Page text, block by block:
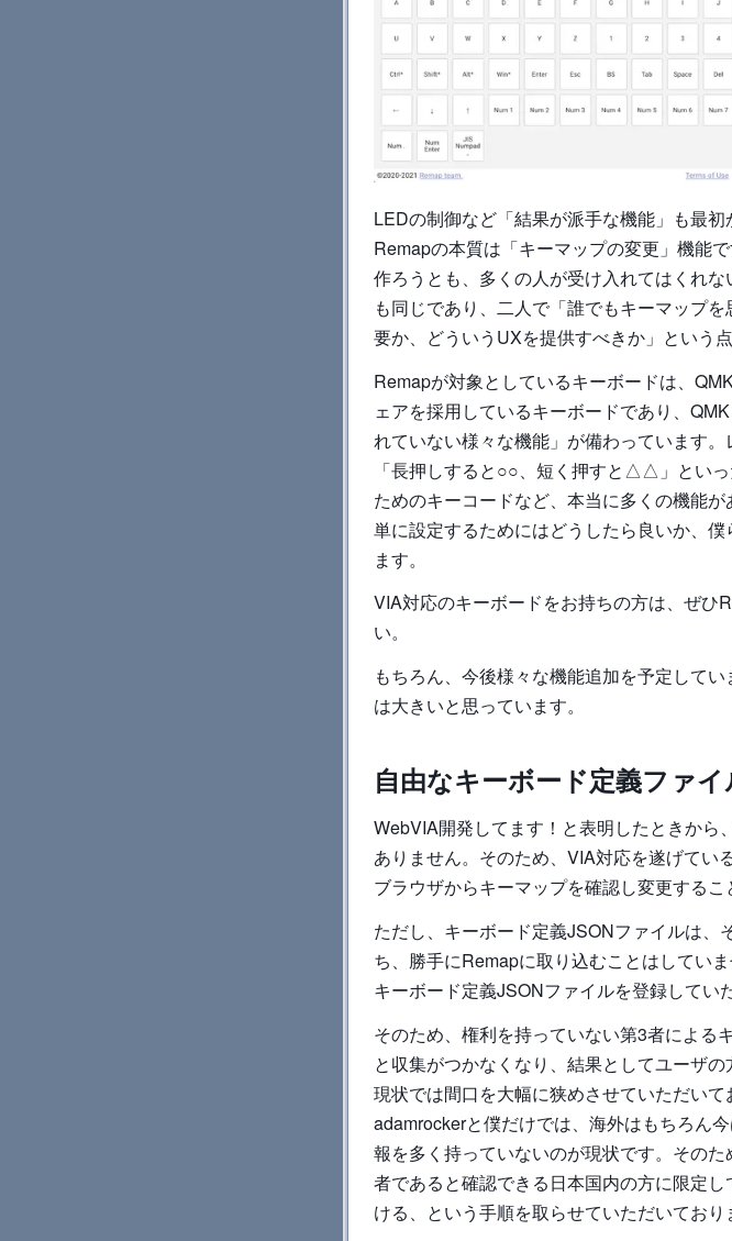
LEDの制御など「結果が派手な機能」も最
Remapの本質は「キーマップの変更」機能
作ろうとも、多くの人が受け入れてはくれ
も同じであり、二人で「誰でもキーマップ
要か、どういうUXを提供すべきか」という
Remapが対象としているキーボードは、
ェアを採用しているキーボードであり、
れていない様々な機能」が備わっています
「長押しすると○○、短く押すと△△」とい
ためのキーコードなど、本当に多くの機能
単に設定するためにはどうしたら良いか、
ます。
VIA対応のキーボードをお持ちの方は、ぜひ
い。
もちろん、今後様々な機能追加を予定して
は大きいと思っています。
自由なキーボード定義ファ
WebVIA開発してます！と表明したときから
ありません。そのため、VIA対応を遂げて
ブラウザからキーマップを確認し変更するこ
ただし、キーボード定義JSONファイルは
ち、勝手にRemapに取り込むことはしてい
キーボード定義JSONファイルを登録してい
そのため、権利を持っていない第3者による
と収集がつかなくなり、結果としてユーザ
現状では間口を大幅に狭めさせていただい
adamrockerと僕だけでは、海外はもちろん
報を多く持っていないのが現状です。その
者であると確認できる日本国内の方に限定
ける、という手順を取らせていただいており